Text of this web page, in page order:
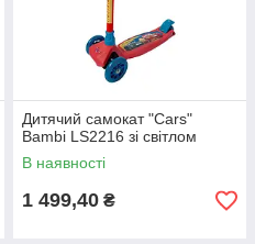
Дитячий самокат "Cars"
Bambi LS2216 зі світлом
В наявності
1 499,40 ₴